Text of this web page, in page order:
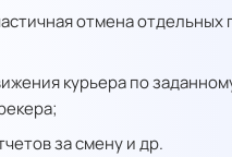
отмена отдельных
курьера по
за смену и др.